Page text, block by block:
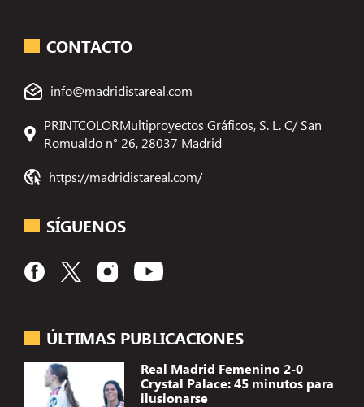
ÚLTIMAS PUBLICACIONES
Real Madrid Femenino 2-0
Crystal Palace: 45 minutos para
ilusionarse
CONTACTO
info@madridistareal.com
PRINTCOLORMultiproyectos Gráficos, S. L. C/ San
Romualdo n° 26, 28037 Madrid
https://madridistareal.com/
SÍGUENOS